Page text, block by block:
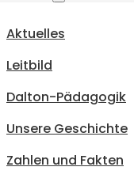
Aktuelles
Leitbild
Dalton-Pädagogik
Unsere Geschichte
Zahlen und Fakten